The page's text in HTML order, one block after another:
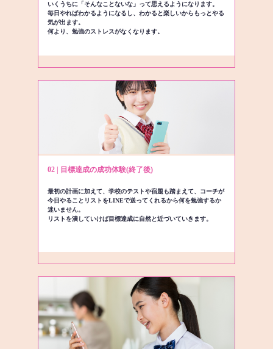
いくうちに「そんなことないな」って思えるようになります。
毎日やればわかるようになるし、わかると楽しいからもっとやる
気が出ます。
何より、勉強のストレスがなくなります。
02 | 目標達成の成功体験(終了後)
最初の計画に加えて、学校のテストや宿題も踏まえて、コーチが
今日やることリストをLINEで送ってくれるから何を勉強するか
迷いません。
リストを潰していけば目標達成に自然と近づいていきます。